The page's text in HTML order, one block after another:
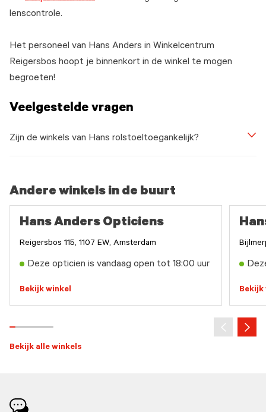
lenscontrole.
Het personeel van Hans Anders in Winkelcentrum
Reigersbos hoopt je binnenkort in de winkel te mogen
begroeten!
Veelgestelde vragen
Zijn de winkels van Hans rolstoeltoegankelijk?
Andere winkels in de buurt
Hans Anders Opticiens
Reigersbos 115, 1107 EW, Amsterdam
Deze opticien is vandaag open tot 18:00 uur
Bekijk winkel Bekijk
Bekijk alle winkels